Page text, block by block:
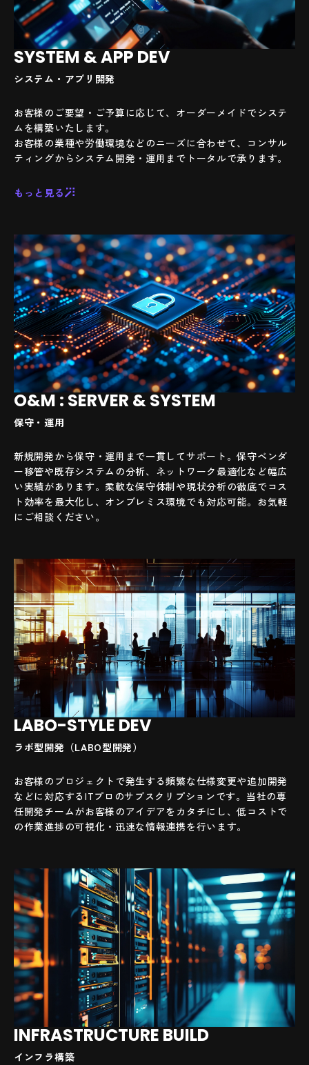
システム・アプリ開発
SYSTEM & APP DEV
お客様のご要望・ご予算に応じて、オーダーメイドでシステ
ムを構築いたします。
お客様の業種や労働環境などのニーズに合わせて、コンサル
ティングからシステム開発・運用までトータルで承ります。
もっと見る
保守・運用
O&M : SERVER & SYSTEM
新規開発から保守・運用まで一貫してサポート。保守ベンダ
ー移管や既存システムの分析、ネットワーク最適化など幅広
い実績があります。柔軟な保守体制や現状分析の徹底でコス
ト効率を最大化し、オンプレミス環境でも対応可能。お気軽
にご相談ください。
ラボ型開発（LABO型開発）
LABO-STYLE DEV
お客様のプロジェクトで発生する頻繁な仕様変更や追加開発
などに対応するITプロのサブスクリプションです。当社の専
任開発チームがお客様のアイデアをカタチにし、低コストで
の作業進捗の可視化・迅速な情報連携を行います。
インフラ構築
INFRASTRUCTURE BUILD